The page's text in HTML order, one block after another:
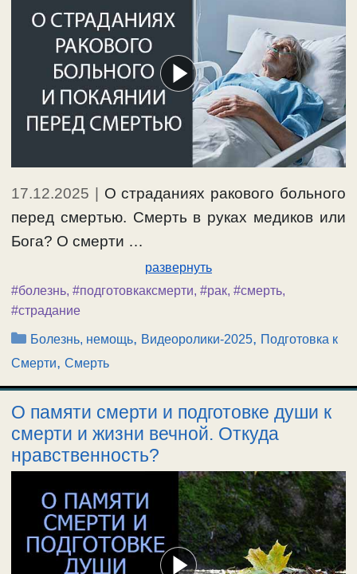
17.12.2025
О страданиях ракового больного
перед смертью. Смерть в руках медиков или
Бога? О смерти …
развернуть
#болезнь, #подготовкаксмерти, #рак, #смерть,
#страдание
Рубрики
Болезнь, немощь, Видеоролики-2025, Подготовка к
Смерти, Смерть
О памяти смерти и подготовке души к
смерти и жизни вечной. Откуда
нравственность?